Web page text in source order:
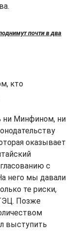
почти в два
кто
ни Минфином, ни
оказывает
с
него мы давали
те риски,
Позже
выступить